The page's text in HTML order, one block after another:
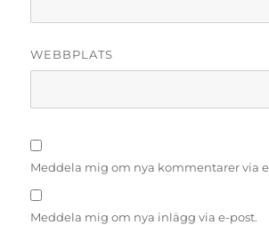
WEBBPLATS
Meddela mig om nya kommentarer via
Meddela mig om nya inlägg via e-post.